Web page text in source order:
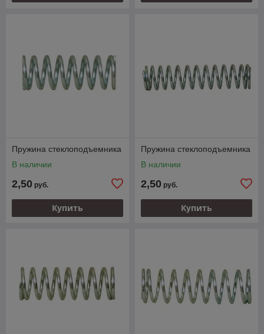
Пружина стеклоподъемника
В наличии
2,50 руб.
Купить
Пружина стеклоподъемника
В наличии
2,50 руб.
Купить